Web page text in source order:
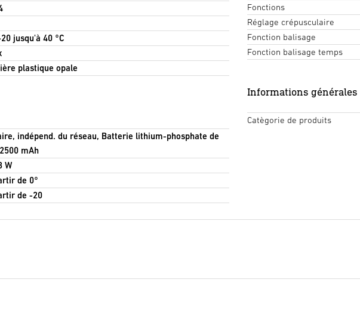
jusqu'à 40 °C
plastique opale
indépend. du réseau, Batterie lithium-phosphate de
mAh
W
de 0°
de -20
Fonctions
Réglage crépusculaire
Fonction balisage
Fonction balisage temps
Informations générales
Catègorie de produits